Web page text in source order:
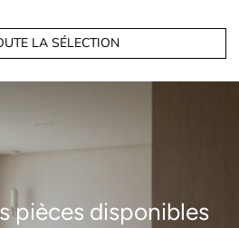
LA SÉLECTION
pièces disponibles